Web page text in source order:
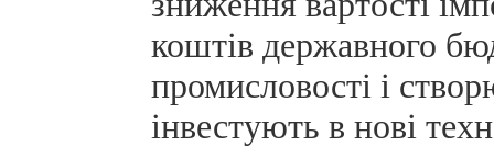
коштів державного
промисловості і
інвестують в нові